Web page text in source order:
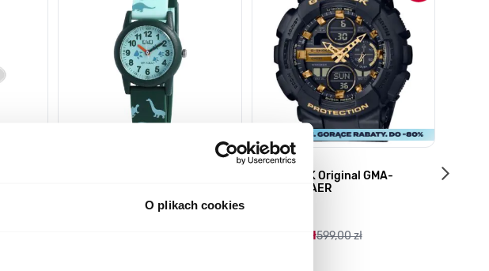
O plikach cookies
G-SHOCK Original GMA-
S140M-1AER
359,00 zł599,00 zł